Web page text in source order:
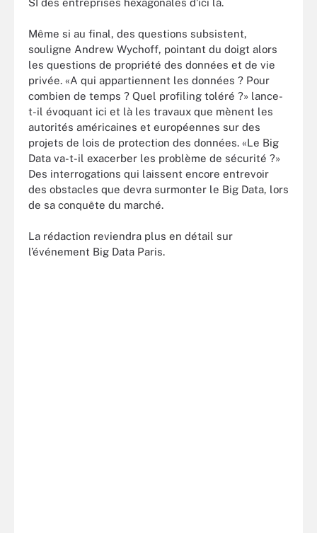
Même si au final, des questions subsistent,
souligne Andrew Wychoff, pointant du doigt alors
les questions de propriété des données et de vie
privée. «A qui appartiennent les données ? Pour
combien de temps ? Quel profiling toléré ?» lance-
t-il évoquant ici et là les travaux que mènent les
autorités américaines et européennes sur des
projets de lois de protection des données. «Le Big
Data va-t-il exacerber les problème de sécurité ?»
Des interrogations qui laissent encore entrevoir
des obstacles que devra surmonter le Big Data, lors
de sa conquête du marché.
La rédaction reviendra plus en détail sur
l’événement Big Data Paris.